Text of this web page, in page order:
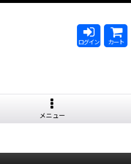
ログイン カート
メニュー